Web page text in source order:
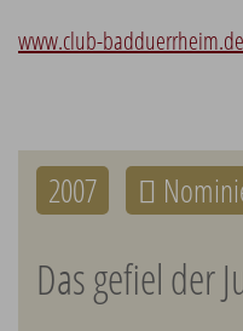
www.club-badduerrheim.de
2007
Das gefiel der